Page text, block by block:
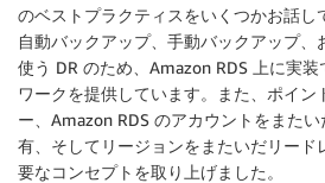
のベストプラクティスをいくつかお話し
自動バックアップ、手動バックアップ、
使う DR のため、Amazon RDS 上に実
ワークを提供しています。また、ポイン
ー、Amazon RDS のアカウントをまた
有、そしてリージョンをまたいだリード
要なコンセプトを取り上げました。